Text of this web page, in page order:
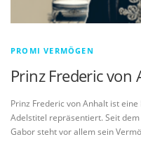
PROMI VERMÖGEN
Prinz Frederic von
Prinz Frederic von Anhalt ist
Adelstitel repräsentiert. Seit
Gabor steht vor allem sein